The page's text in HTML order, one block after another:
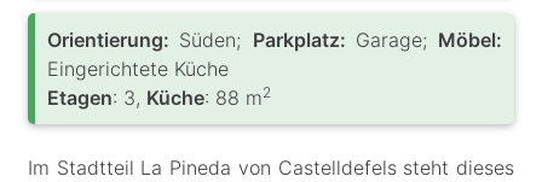
Orientierung: Süden; Parkplatz: Garage; Möbel:
Eingerichtete Küche
Etagen: 3, Küche: 88 m2
Im Stadtteil La Pineda von Castelldefels steht dieses